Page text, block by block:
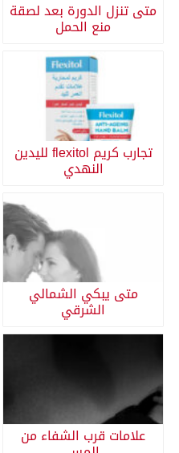
متى تنزل الدورة بعد لصقة
منع الحمل
تجارب كريم flexitol لليدين
النهدي
متى يبكي الشمالي
الشرقي
علامات قرب الشفاء من